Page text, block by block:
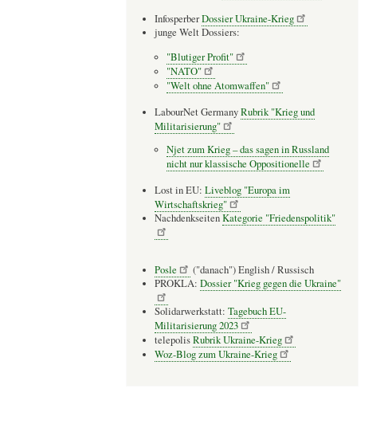
InfosperberDossier Ukraine-Krieg
junge Welt Dossiers:
"Blutiger Profit"
"NATO"
"Welt ohne Atomwaffen"
LabourNet GermanyRubrik "Krieg und
Militarisierung"
Njet zum Krieg – das sagen in Russland
nicht nur klassische Oppositionelle
Lost in EU: Liveblog "Europa im
Wirtschaftskrieg"
NachdenkseitenKategorie "Friedenspolitik"
Posle
("danach") English / Russisch
PROKLA: Dossier "Krieg gegen die Ukraine"
Solidarwerkstatt: Tagebuch EU-
Militarisierung 2023
telepolisRubrik Ukraine-Krieg
Woz-Blog zum Ukraine-Krieg